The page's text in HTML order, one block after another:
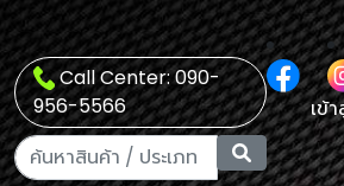
Call Center: 090-
956-5566
เข้